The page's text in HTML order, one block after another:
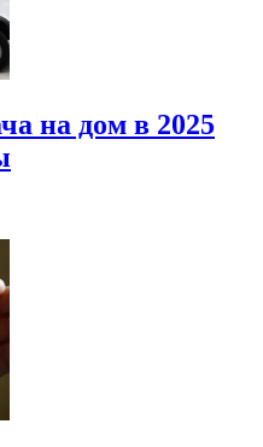
на дом в 2025